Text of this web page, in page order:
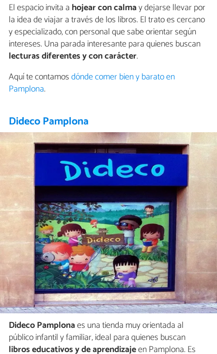
El espacio invita a hojear con calmay dejarse llevar por
la idea de viajar a través de los libros. El trato es cercano
y especializado, con personal que sabe orientar según
intereses. Una parada interesante para quienes buscan
lecturas diferentes y con carácter.
Aquí te contamosdónde comer bien y barato en
Pamplona.
Dideco Pamplona
Dideco Pamplonaes una tienda muy orientada al
público infantil y familiar, ideal para quienes buscan
libros educativos y de aprendizajeen Pamplona. Es